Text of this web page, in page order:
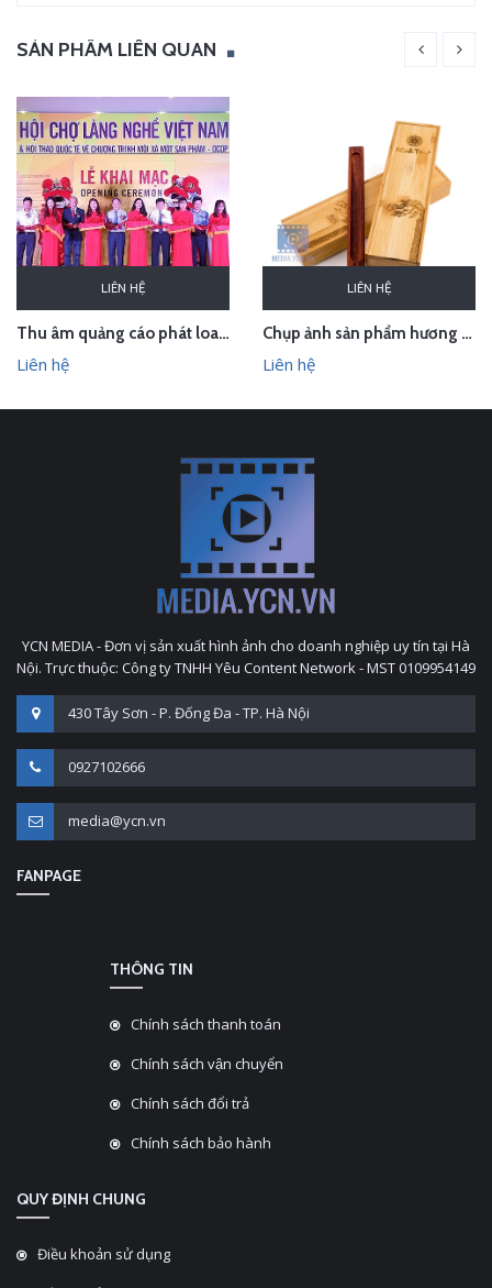
SẢN PHẨM LIÊN QUAN
LIÊN HỆ
Thu âm quảng cáo phát loa cho Hội chợ Làng nghề VN 2018
Liên hệ
LIÊN HỆ
Chụp ảnh sản phẩm hương trầm Hương Xưa - Kính Tâm trong studio Hà Nội
Liên hệ
YCN MEDIA - Đơn vị sản xuất hình ảnh cho doanh nghiệp uy tín tại Hà
Nội. Trực thuộc: Công ty TNHH Yêu Content Network - MST 0109954149
430 Tây Sơn - P. Đống Đa - TP. Hà Nội
0927102666
media@ycn.vn
FANPAGE
THÔNG TIN
Chính sách thanh toán
Chính sách vận chuyển
Chính sách đổi trả
Chính sách bảo hành
QUY ĐỊNH CHUNG
Điều khoản sử dụng